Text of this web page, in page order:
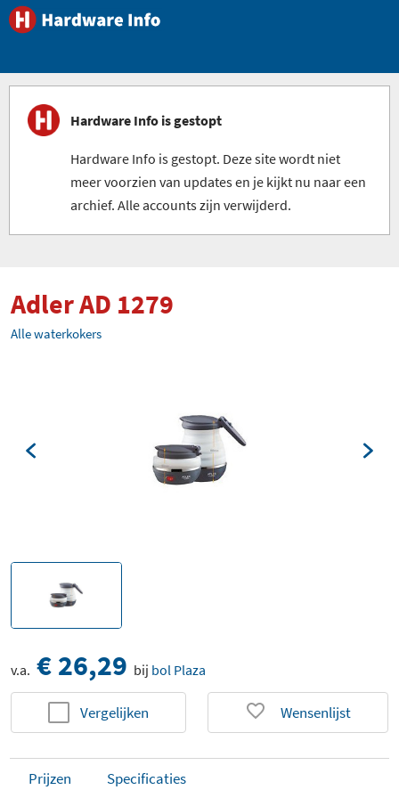
Hardware Info is gestopt
Hardware Info is gestopt. Deze site wordt niet
meer voorzien van updates en je kijkt nu naar een
archief. Alle accounts zijn verwijderd.
Adler AD 1279
Alle waterkokers
v.a. € 26,29 bij bol Plaza
Vergelijken Wensenlijst
Prijzen Specificaties